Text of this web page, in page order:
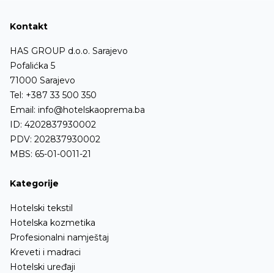
Kontakt
HAS GROUP d.o.o. Sarajevo
Pofalićka 5
71000 Sarajevo
Tel: +387 33 500 350
Email: info@hotelskaoprema.ba
ID: 4202837930002
PDV: 202837930002
MBS: 65-01-0011-21
Kategorije
Hotelski tekstil
Hotelska kozmetika
Profesionalni namještaj
Kreveti i madraci
Hotelski uređaji